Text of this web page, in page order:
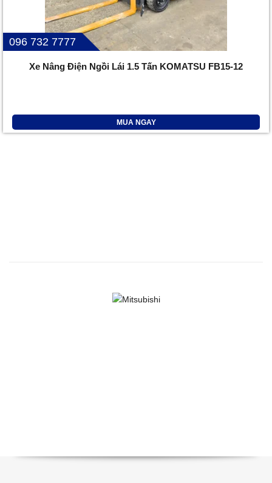
096 732 7777
Xe Nâng Điện Ngồi Lái 1.5 Tấn KOMATSU FB15-12
MUA NGAY